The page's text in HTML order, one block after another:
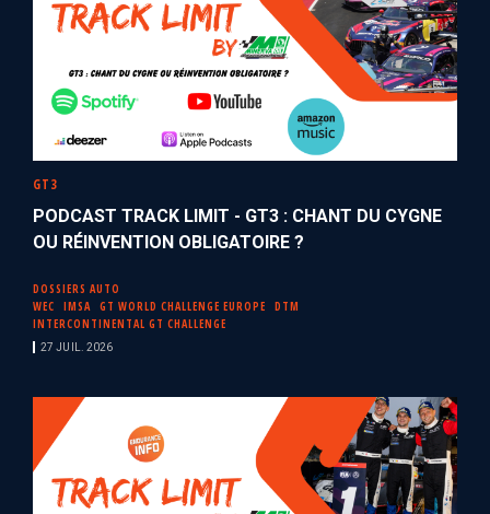
GT3
PODCAST TRACK LIMIT - GT3 : CHANT DU CYGNE
OU RÉINVENTION OBLIGATOIRE ?
DOSSIERS AUTO
WEC
IMSA GT WORLD CHALLENGE EUROPE
DTM
INTERCONTINENTAL GT CHALLENGE
27 JUIL. 2026